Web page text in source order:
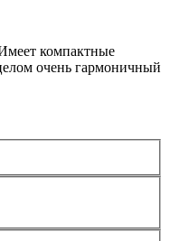
компактные
очень гармоничный